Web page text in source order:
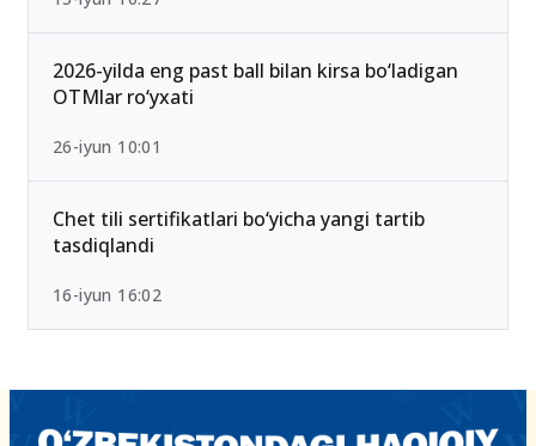
2026-yilda eng past ball bilan kirsa bo‘ladigan
OTMlar ro‘yxati
26-iyun 10:01
Chet tili sertifikatlari bo‘yicha yangi tartib
tasdiqlandi
16-iyun 16:02